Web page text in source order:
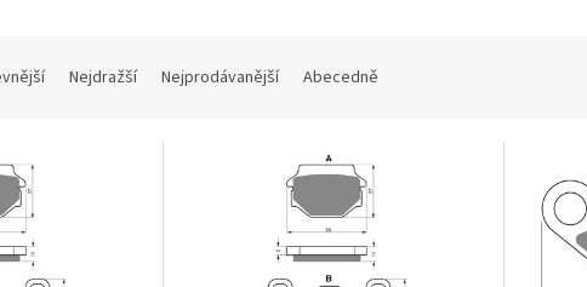
Nejdražší Nejprodávanější Abecedně